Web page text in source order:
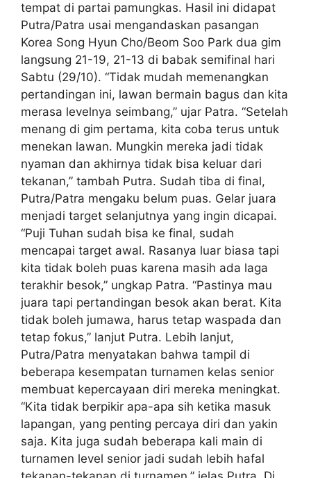
tempat di partai pamungkas. Hasil ini didapat
Putra/Patra usai mengandaskan pasangan
Korea Song Hyun Cho/Beom Soo Park dua gim
langsung 21-19, 21-13 di babak semifinal hari
Sabtu (29/10). “Tidak mudah memenangkan
pertandingan ini, lawan bermain bagus dan kita
merasa levelnya seimbang,” ujar Patra. “Setelah
menang di gim pertama, kita coba terus untuk
menekan lawan. Mungkin mereka jadi tidak
nyaman dan akhirnya tidak bisa keluar dari
tekanan,” tambah Putra. Sudah tiba di final,
Putra/Patra mengaku belum puas. Gelar juara
menjadi target selanjutnya yang ingin dicapai.
“Puji Tuhan sudah bisa ke final, sudah
mencapai target awal. Rasanya luar biasa tapi
kita tidak boleh puas karena masih ada laga
terakhir besok,” ungkap Patra. “Pastinya mau
juara tapi pertandingan besok akan berat. Kita
tidak boleh jumawa, harus tetap waspada dan
tetap fokus,” lanjut Putra. Lebih lanjut,
Putra/Patra menyatakan bahwa tampil di
beberapa kesempatan turnamen kelas senior
membuat kepercayaan diri mereka meningkat.
“Kita tidak berpikir apa-apa sih ketika masuk
lapangan, yang penting percaya diri dan yakin
saja. Kita juga sudah beberapa kali main di
turnamen level senior jadi sudah lebih hafal